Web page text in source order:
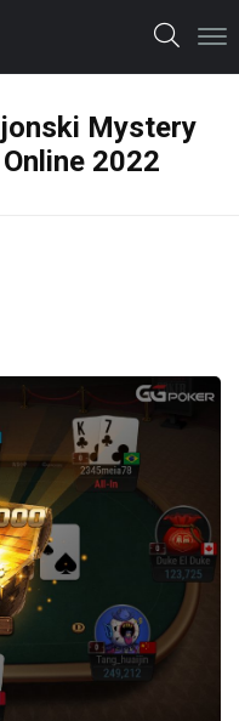
Mystery
2022